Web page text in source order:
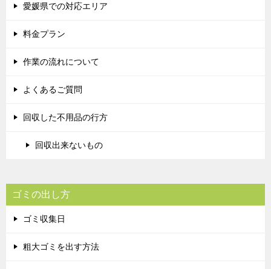
愛媛県での対応エリア
料金プラン
作業の流れについて
よくあるご質問
回収した不用品の行方
回収出来ないもの
ゴミの出し方
ゴミ収集日
粗大ゴミを出す方法